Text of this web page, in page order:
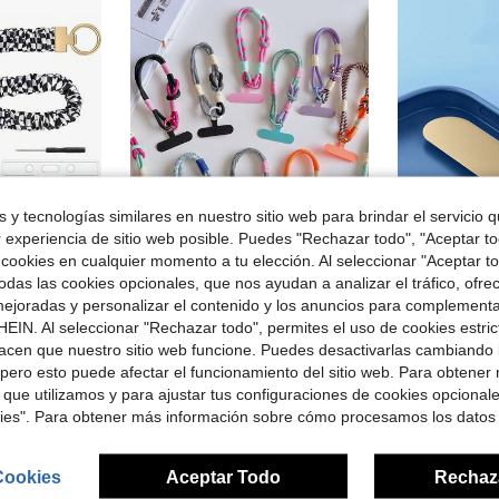
de $2.79
y llaves, lanyards con soporte para tarjeta de identificación para maestras y mujeres, llavero de color negro
Ahorro de $0.36
DaDa style
-11% Correa de muñeca vintage para teléfono, cadena de mano desmontable de verano, cuerda de teléfono móvil de dopamina, regalo de sujetador anti-pérdida de llavero, soporte para auriculares, clip para tarjetas para la madre, la familia, los amigos, el cumpleaños, las vacaciones, el Charm del teléfono, la cadena del teléfono
¡Casi agotado!
$2.94
200+ vendidos
-7% Gancho de cordón de teléfono giratorio
$2.50 500+
Clientes
y tecnologías similares en nuestro sitio web para brindar el servicio
de sitio web posible. Puedes "Rechazar todo", "Aceptar
en cualquier momento a tu elección. Al seleccionar "Aceptar
las cookies opcionales, que nos ayudan a analizar el tráfico,
y personalizar el contenido y los anuncios para
Al seleccionar "Rechazar todo", permites el uso de cookies
que nuestro sitio web funcione. Puedes desactivarlas cambiando
esto puede afectar el funcionamiento del sitio web. Para obtener
utilizamos y para ajustar tus configuraciones de cookies
Para obtener más información sobre cómo procesamos los datos
Aceptar Todo